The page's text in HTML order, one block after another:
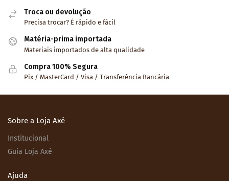
Troca ou devolução
Precisa trocar? É rápido e fácil
Matéria-prima importada
Materiais importados de alta qualidade
Compra 100% Segura
Pix / MasterCard / Visa / Transferência Bancária
Sobre a Loja Axé
Institucional
Guia Loja Axé
Ajuda